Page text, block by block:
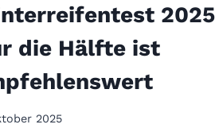
die Hälfte ist
2025